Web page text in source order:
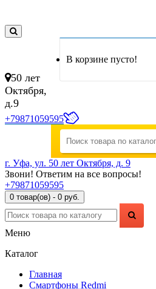
В корзине пусто!
50 лет
Октября,
д.9
+79871059595
г. Уфа, ул. 50 лет Октября, д. 9
Звони! Ответим на все вопросы!
+79871059595
0 товар(ов) - 0 руб.
Меню
Каталог
Главная
Смартфоны Redmi